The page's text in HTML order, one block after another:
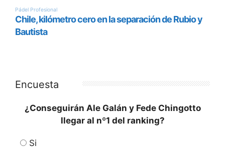
Encuesta
¿Conseguirán Ale Galán y Fede Chingotto
llegar al nº1 del ranking?
Si